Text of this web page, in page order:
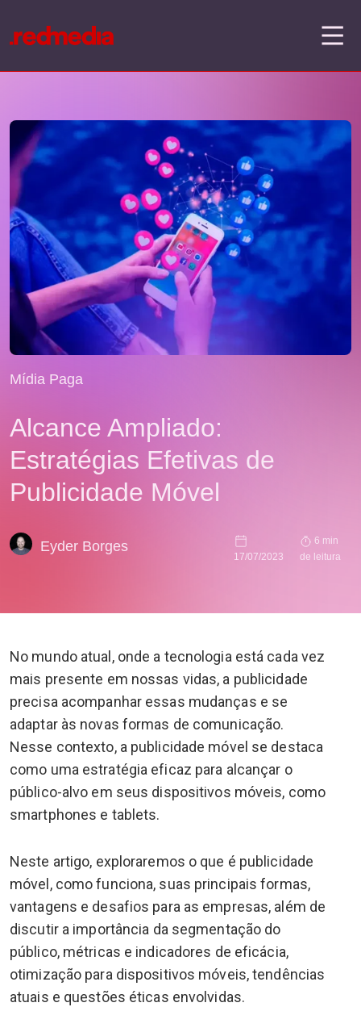
Mídia Paga
Alcance Ampliado:
Estratégias Efetivas de
Publicidade Móvel
Eyder Borges
17/07/2023
6 min
de leitura
No mundo atual, onde a tecnologia está cada vez
mais presente em nossas vidas, a publicidade
precisa acompanhar essas mudanças e se
adaptar às novas formas de comunicação.
Nesse contexto, a publicidade móvel se destaca
como uma estratégia eficaz para alcançar o
público-alvo em seus dispositivos móveis, como
smartphones e tablets.
Neste artigo, exploraremos o que é publicidade
móvel, como funciona, suas principais formas,
vantagens e desafios para as empresas, além de
discutir a importância da segmentação do
público, métricas e indicadores de eficácia,
otimização para dispositivos móveis, tendências
atuais e questões éticas envolvidas.